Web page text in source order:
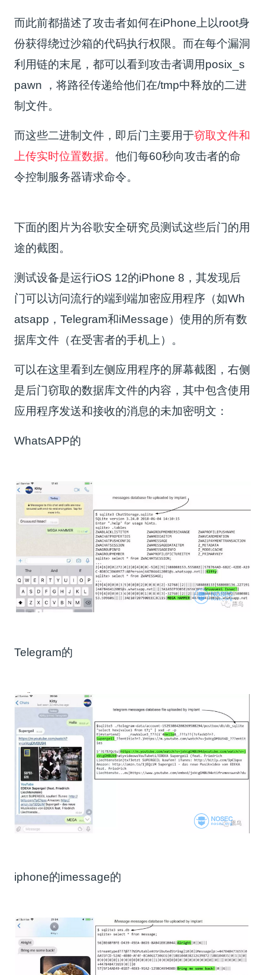
而此前都描述了攻击者如何在iPhone上以root身
份获得绕过沙箱的代码执行权限。而在每个漏洞
利用链的末尾，都可以看到攻击者调用posix_s
pawn ，将路径传递给他们在/tmp中释放的二进
制文件。
而这些二进制文件，即后门主要用于窃取文件和
上传实时位置数据。他们每60秒向攻击者的命
令控制服务器请求命令。
下面的图片为谷歌安全研究员测试这些后门的用
途的截图。
测试设备是运行iOS 12的iPhone 8，其发现后
门可以访问流行的端到端加密应用程序（如Wh
atsapp，Telegram和iMessage）使用的所有数
据库文件（在受害者的手机上）。
可以在这里看到左侧应用程序的屏幕截图，右侧
是后门窃取的数据库文件的内容，其中包含使用
应用程序发送和接收的消息的未加密明文：
WhatsAPP的
Telegram的
iphone的imessage的